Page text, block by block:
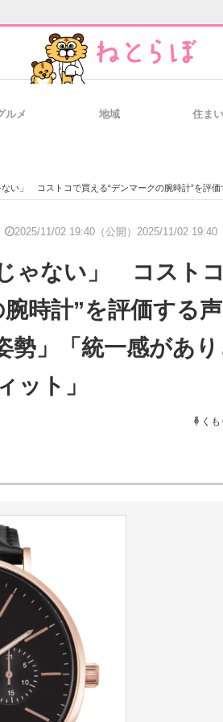
IT製品の技術・比較・事例
ルメ 地域 住まい
える“デンマークの腕時計”を評価する声「機能性を追求する姿勢」「統一感がありどんな着こなしに
2025/11/02 19:40（公開） 2025/11/02 19:40
ゃない」 コスト
時計”を評価する声
勢」「統一感があ
ット」
く